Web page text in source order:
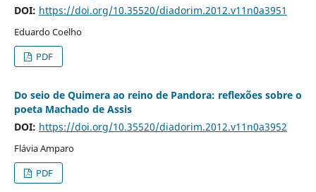
DOI: https://doi.org/10.35520/diadorim.2012.v11n0a3951
Eduardo Coelho
PDF
Do seio de Quimera ao reino de Pandora: reflexões sobre o
poeta Machado de Assis
DOI: https://doi.org/10.35520/diadorim.2012.v11n0a3952
Flávia Amparo
PDF